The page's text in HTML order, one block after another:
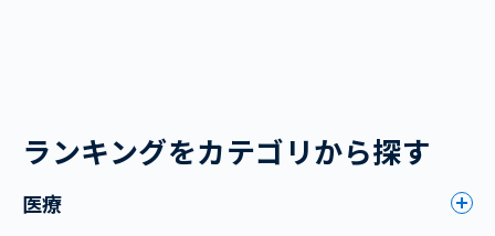
ランキングをカテゴリから探す
医療